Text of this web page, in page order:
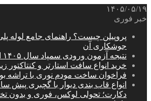
۱۴۰۵/۰۵/۱۹
خبر فوری
پروپیلن چیست؟ راهنمای جامع لوله
جوشکاری آن
نتیجه آزمون ورودی سمپاد سال ۱۴۰۵ اعلام شد
خرید انواع سافت استارتر و کنتاکتور
فراخوان ساخت مودم نوری با تراشه
انواع قاب بندی دیوار با گچبری پیش
دکارت؛ تحولی لوکس، فوری و بدون